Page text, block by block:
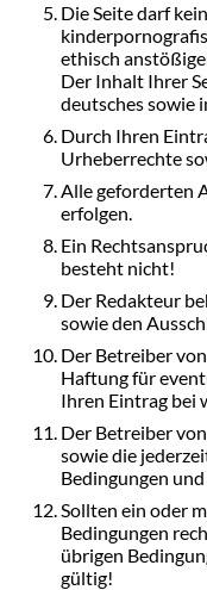
Die Seite darf
ethisch
Der Inhalt Ihrer
deutsches sowie
Durch Ihren
Urheberrechte
Alle geforderten
erfolgen.
Ein
besteht nicht!
Der Redakteur
sowie den
Der Betreiber
Haftung für
Ihren Eintrag bei
Der Betreiber
sowie die
Bedingungen
Sollten ein oder
Bedingungen
übrigen
gültig!